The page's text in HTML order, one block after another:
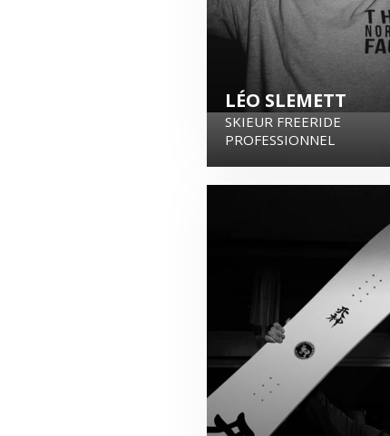
LÉO SLEMETT
SKIEUR FREERIDE
PROFESSIONNEL